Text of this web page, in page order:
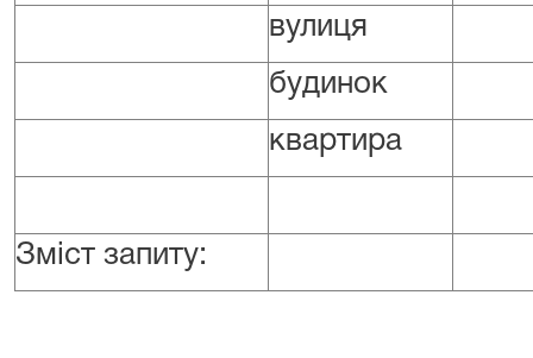
вулиця
будинок
квартира
Зміст запиту: